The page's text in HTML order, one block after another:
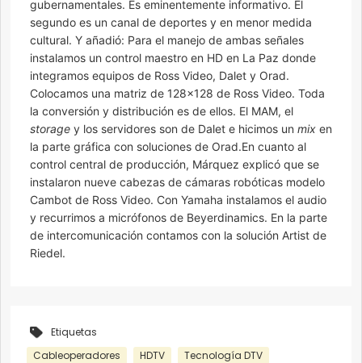
gubernamentales. Es eminentemente informativo. El
segundo es un canal de deportes y en menor medida
cultural. Y añadió: Para el manejo de ambas señales
instalamos un control maestro en HD en La Paz donde
integramos equipos de Ross Video, Dalet y Orad.
Colocamos una matriz de 128×128 de Ross Video. Toda
la conversión y distribución es de ellos. El MAM, el
storage y los servidores son de Dalet e hicimos un mix en
la parte gráfica con soluciones de Orad.En cuanto al
control central de producción, Márquez explicó que se
instalaron nueve cabezas de cámaras robóticas modelo
Cambot de Ross Video. Con Yamaha instalamos el audio
y recurrimos a micrófonos de Beyerdinamics. En la parte
de intercomunicación contamos con la solución Artist de
Riedel.
Etiquetas
Cableoperadores
HDTV
Tecnología DTV